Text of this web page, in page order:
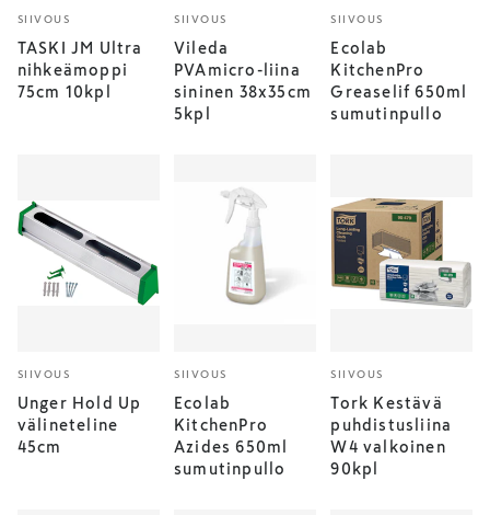
SIIVOUS
TASKI JM Ultra
nihkeämoppi
75cm 10kpl
SIIVOUS
Vileda
PVAmicro-liina
sininen 38x35cm
5kpl
SIIVOUS
Ecolab
KitchenPro
Greaselif 650ml
sumutinpullo
SIIVOUS
Unger Hold Up
välineteline
45cm
SIIVOUS
Ecolab
KitchenPro
Azides 650ml
sumutinpullo
SIIVOUS
Tork Kestävä
puhdistusliina
W4 valkoinen
90kpl